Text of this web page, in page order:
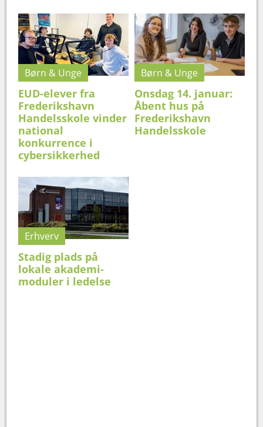
Børn & Unge
EUD-elever fra
Frederikshavn
Handelsskole vinder
national
konkurrence i
cybersikkerhed
Børn & Unge
Onsdag 14. januar:
Åbent hus på
Frederikshavn
Handelsskole
Erhverv
Stadig plads på
lokale akademi-
moduler i ledelse